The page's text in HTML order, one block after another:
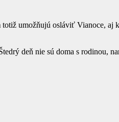
umožňujú osláviť Vianoce, aj
deň nie sú doma s rodinou,